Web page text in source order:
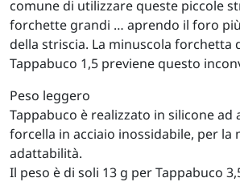
comune di utilizzare queste piccole
forchette grandi … aprendo il foro
della striscia. La minuscola forchetta
Tappabuco 1,5 previene questo
Peso leggero
Tappabuco è realizzato in silicone ad
forcella in acciaio inossidabile, per la
adattabilità.
Il peso è di soli 13 g per Tappabuco